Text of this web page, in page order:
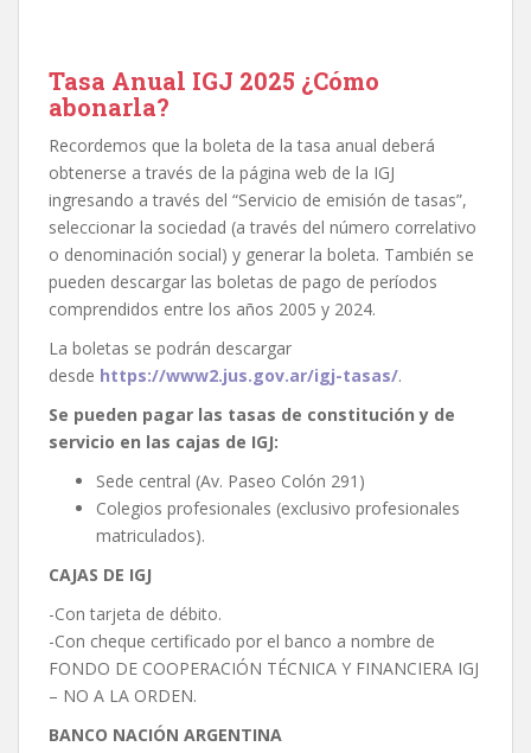
Tasa Anual IGJ 2025 ¿Cómo
abonarla?
Recordemos que la boleta de la tasa anual deberá
obtenerse a través de la página web de la IGJ
ingresando a través del “Servicio de emisión de tasas”,
seleccionar la sociedad (a través del número correlativo
o denominación social) y generar la boleta. También se
pueden descargar las boletas de pago de períodos
comprendidos entre los años 2005 y 2024.
La boletas se podrán descargar
desde https://www2.jus.gov.ar/igj-tasas/.
Se pueden pagar las tasas de constitución y de
servicio en las cajas de IGJ:
Sede central (Av. Paseo Colón 291)
Colegios profesionales (exclusivo profesionales
matriculados).
CAJAS DE IGJ
-Con tarjeta de débito.
-Con cheque certificado por el banco a nombre de
FONDO DE COOPERACIÓN TÉCNICA Y FINANCIERA IGJ
– NO A LA ORDEN.
BANCO NACIÓN ARGENTINA